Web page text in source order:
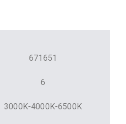
671651
6
3000K-4000K-6500K